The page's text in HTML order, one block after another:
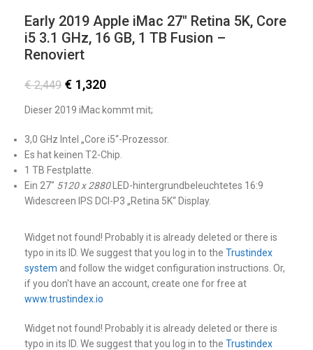
Early 2019 Apple iMac 27″ Retina 5K, Core
i5 3.1 GHz, 16 GB, 1 TB Fusion –
Renoviert
€2,449 € 1,320
Dieser 2019 iMac kommt mit;
3,0 GHz Intel „Core i5“-Prozessor.
Es hat keinen T2-Chip.
1 TB Festplatte.
Ein 27″ 5120 x 2880LED-hintergrundbeleuchtetes 16:9
Widescreen IPS DCI-P3 „Retina 5K“ Display.
Widget not found! Probably it is already deleted or there is
typo in its ID. We suggest that you log in to the Trustindex
system and follow the widget configuration instructions. Or,
if you don't have an account, create one for free at
www.trustindex.io
Widget not found! Probably it is already deleted or there is
typo in its ID. We suggest that you log in to the Trustindex